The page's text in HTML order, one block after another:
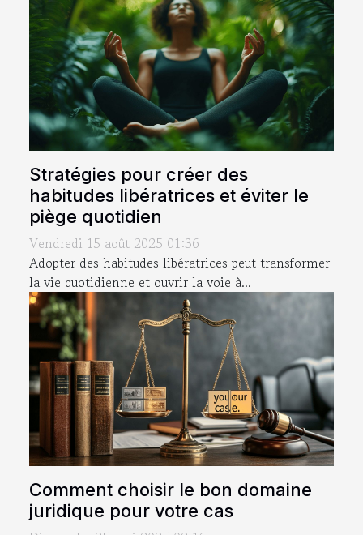
Stratégies pour créer des
habitudes libératrices et éviter le
piège quotidien
Vendredi 15 août 2025 01:36
Adopter des habitudes libératrices peut transformer
la vie quotidienne et ouvrir la voie à...
Comment choisir le bon domaine
juridique pour votre cas